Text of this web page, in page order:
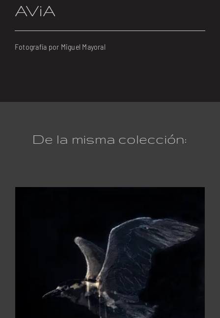
AViA
Fotografía por Miguel Mayoral
De la misma colección: